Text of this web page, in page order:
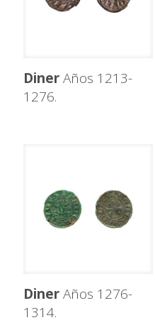
DinerAños 1213-
1276.
DinerAños 1276-
1314.